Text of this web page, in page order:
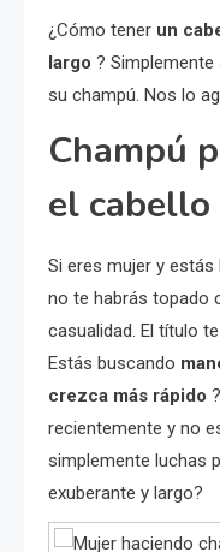
¿Cómo tener un
largo ?
su champú. Nos lo
Champú
el
Si eres mujer y
no te habrás topado
casualidad. El título
Estás buscando
crezca más rápido
recientemente y no
simplemente luchas
exuberante y largo?